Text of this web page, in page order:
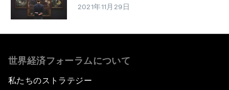
2021年11月29日
世界経済フォーラムについて
私たちのストラテジー